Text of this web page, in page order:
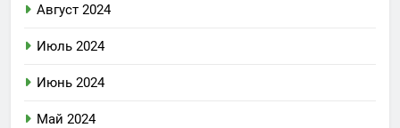
Август 2024
Июль 2024
Июнь 2024
Май 2024